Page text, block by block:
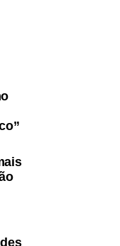
central.
ser suficiente para
Exercícios
são
quantidade
ao longo
rotina e
aceleram a
como